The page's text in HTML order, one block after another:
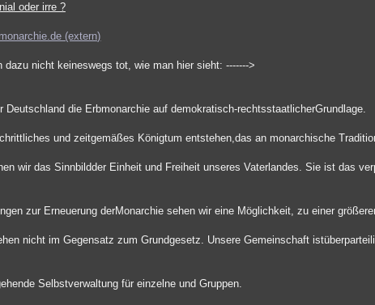
oder irre ?
(extern)
dazu nicht keineswegs tot, wie man hier sieht: ------->
Deutschland die Erbmonarchie auf demokratisch-rechtsstaatlicherGrundlage.
und zeitgemäßes Königtum entstehen,das an monarchische
wir das Sinnbildder Einheit und Freiheit unseres Vaterlandes. Sie ist das
zur Erneuerung derMonarchie sehen wir eine Möglichkeit, zu einer
nicht im Gegensatz zum Grundgesetz. Unsere Gemeinschaft
Selbstverwaltung für einzelne und Gruppen.